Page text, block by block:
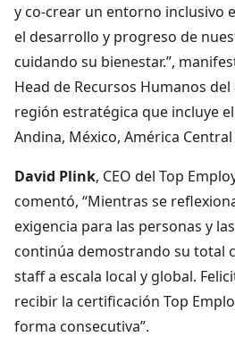
y co-crear un entorno inclusivo
el desarrollo y progreso de
cuidando su bienestar.”,
Head de Recursos Humanos del
región estratégica que incluye el
Andina, México, América Central
David Plink, CEO del Top
comentó, “Mientras se
exigencia para las personas y
continúa demostrando su total
staff a escala local y global.
recibir la certificación Top
forma consecutiva”.